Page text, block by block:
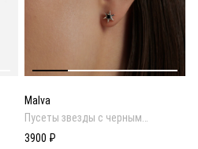
Malva
Пусеты звезды с черным
фианитом
3900 ₽